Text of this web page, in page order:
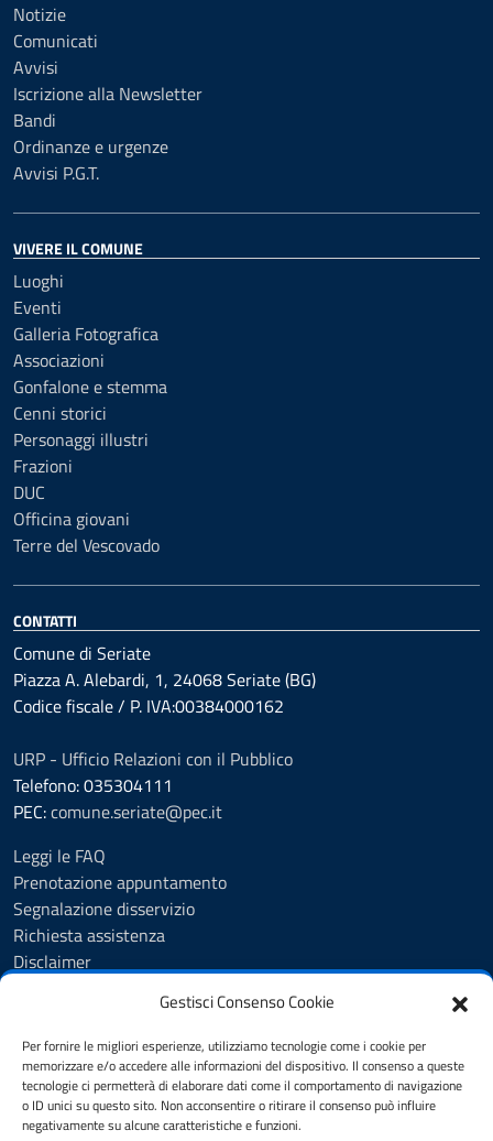
Gestisci Consenso Cookie
Per fornire le migliori esperienze, utilizziamo tecnologie come i cookie per
memorizzare e/o accedere alle informazioni del dispositivo. Il consenso a queste
tecnologie ci permetterà di elaborare dati come il comportamento di navigazione
o ID unici su questo sito. Non acconsentire o ritirare il consenso può influire
negativamente su alcune caratteristiche e funzioni.
Notizie
Comunicati
Avvisi
Iscrizione alla Newsletter
Bandi
Ordinanze e urgenze
Avvisi P.G.T.
VIVERE IL COMUNE
Luoghi
Eventi
Galleria Fotografica
Associazioni
Gonfalone e stemma
Cenni storici
Personaggi illustri
Frazioni
DUC
Officina giovani
Terre del Vescovado
CONTATTI
Comune di Seriate
Piazza A. Alebardi, 1, 24068 Seriate (BG)
Codice fiscale / P. IVA:00384000162
URP - Ufficio Relazioni con il Pubblico
Telefono: 035304111
PEC:comune.seriate@pec.it
Leggi le FAQ
Prenotazione appuntamento
Segnalazione disservizio
Richiesta assistenza
Disclaimer
Cookie Policy
Informativa privacy
Dichiarazione di accessibilità
Note legali